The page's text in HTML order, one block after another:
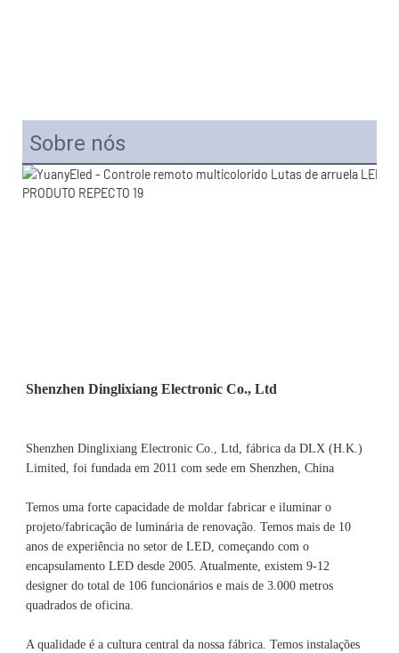
Sobre nós
Shenzhen Dinglixiang Electronic Co., Ltd, fábrica da DLX (H.K.)
Limited, foi fundada em 2011 com sede em Shenzhen, China
Temos uma forte capacidade de moldar fabricar e iluminar o
projeto/fabricação de luminária de renovação. Temos mais de 10
anos de experiência no setor de LED, começando com o
encapsulamento LED desde 2005. Atualmente, existem 9-12
designer do total de 106 funcionários e mais de 3.000 metros
A qualidade é a cultura central da nossa fábrica. Temos instalações